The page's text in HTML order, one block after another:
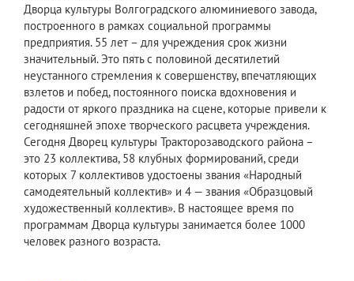
Дворца культуры Волгоградского алюминиевого завода,
построенного в рамках социальной программы
предприятия. 55 лет – для учреждения срок жизни
значительный. Это пять с половиной десятилетий
неустанного стремления к совершенству, впечатляющих
взлетов и побед, постоянного поиска вдохновения и
радости от яркого праздника на сцене, которые привели к
сегодняшней эпохе творческого расцвета учреждения.
Сегодня Дворец культуры Тракторозаводского района –
это 23 коллектива, 58 клубных формирований, среди
которых 7 коллективов удостоены звания «Народный
самодеятельный коллектив» и 4 — звания «Образцовый
художественный коллектив». В настоящее время по
программам Дворца культуры занимается более 1000
человек разного возраста.